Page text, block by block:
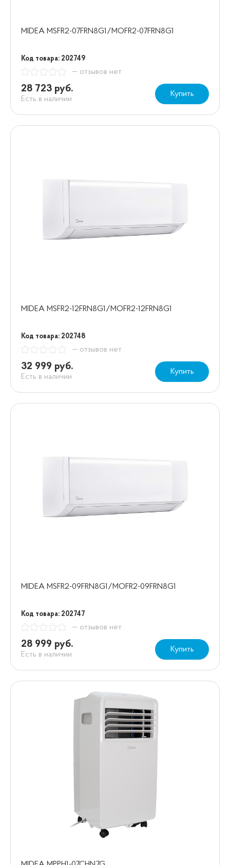
MIDEA MSFR2-07FRN8G1/MOFR2-07FRN8G1
Код товара: 202749
— отзывов нет
28 723 руб.
Есть в наличии
Купить
MIDEA MSFR2-12FRN8G1/MOFR2-12FRN8G1
Код товара: 202748
— отзывов нет
32 999 руб.
Есть в наличии
Купить
MIDEA MSFR2-09FRN8G1/MOFR2-09FRN8G1
Код товара: 202747
— отзывов нет
28 999 руб.
Есть в наличии
Купить